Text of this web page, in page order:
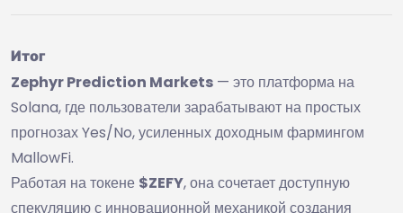
Итог
Zephyr Prediction Markets — это платформа на
Solana, где пользователи зарабатывают на простых
прогнозах Yes/No, усиленных доходным фармингом
MallowFi.
Работая на токене $ZEFY, она сочетает доступную
спекуляцию с инновационной механикой создания